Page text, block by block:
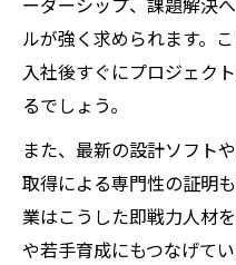
ルが強く求められます。
入社後すぐにプロジェク
るでしょう。
また、最新の設計ソフト
取得による専門性の証明
業はこうした即戦力人材
や若手育成にもつなげてい